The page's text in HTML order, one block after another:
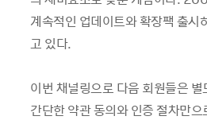
계속적인 업데이트와 확장팩 출시
고 있다.
이번 채널링으로 다음 회원들은
간단한 약관 동의와 인증 절차만